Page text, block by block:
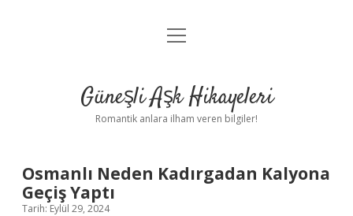
Anasayfa
Yasal Uyarı
menüyü
Güneşli Aşk Hikayeleri
Romantik anlara ilham veren bilgiler!
Osmanlı Neden Kadırgadan Kalyona
Geçiş Yaptı
Tarih: Eylül 29, 2024